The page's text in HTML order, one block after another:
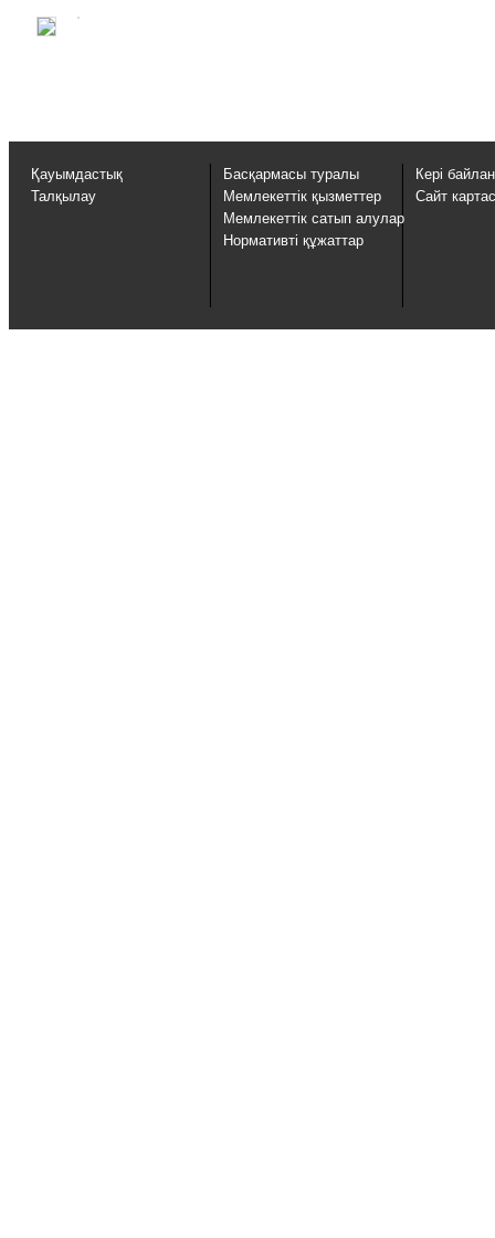
Қауымдастық
Талқылау
Басқармасы туралы
Мемлекеттік қызметтер
Мемлекеттік сатып алулар
Нормативті құжаттар
Кері
Сайт